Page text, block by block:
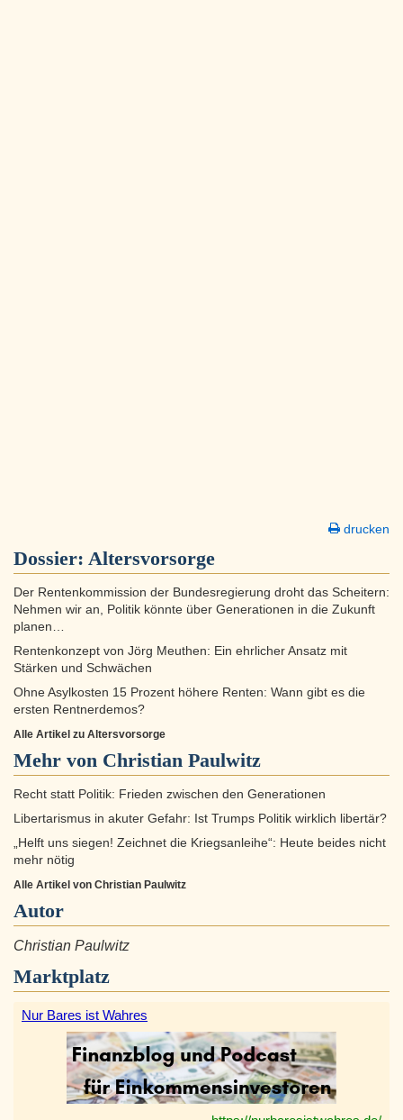
drucken
Dossier: Altersvorsorge
Der Rentenkommission der Bundesregierung droht das Scheitern:
Nehmen wir an, Politik könnte über Generationen in die Zukunft
planen…
Rentenkonzept von Jörg Meuthen: Ein ehrlicher Ansatz mit
Stärken und Schwächen
Ohne Asylkosten 15 Prozent höhere Renten: Wann gibt es die
ersten Rentnerdemos?
Alle Artikel zu Altersvorsorge
Mehr von Christian Paulwitz
Recht statt Politik: Frieden zwischen den Generationen
Libertarismus in akuter Gefahr: Ist Trumps Politik wirklich libertär?
„Helft uns siegen! Zeichnet die Kriegsanleihe“: Heute beides nicht
mehr nötig
Alle Artikel von Christian Paulwitz
Autor
Christian Paulwitz
Marktplatz
Nur Bares ist Wahres